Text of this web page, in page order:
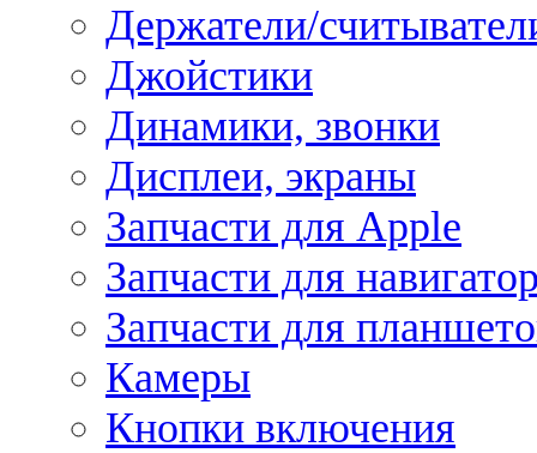
Держатели/
Джойстики
Динамики, звонки
Дисплеи, экраны
Запчасти для Apple
Запчасти для
Запчасти для
Камеры
Кнопки включения